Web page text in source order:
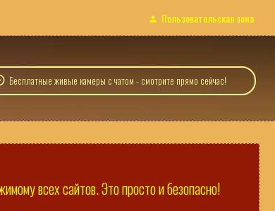
Пользовательская зона
Бесплатные живые камеры с чатом - смотрите прямо сейчас!
всех сайтов. Это просто и безопасно!